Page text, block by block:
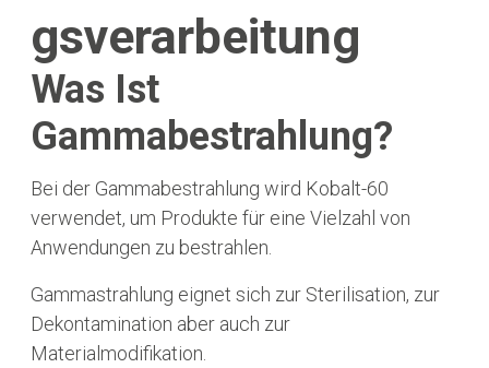
Gsverarbeitung
Was Ist
Gammabestrahlung?
Bei der Gammabestrahlung wird Kobalt-60
verwendet, um Produkte für eine Vielzahl von
Anwendungen zu bestrahlen.
Gammastrahlung eignet sich zur Sterilisation, zur
Dekontamination aber auch zur
Materialmodifikation.